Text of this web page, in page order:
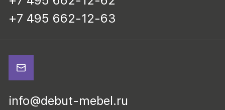
+7 495 662-12-63
info@debut-mebel.ru